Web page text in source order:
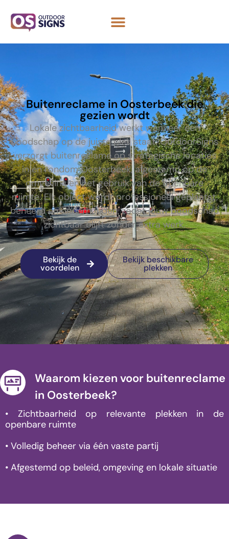
Buitenreclame in Oosterbeek die
gezien wordt
Lokale zichtbaarheid werkt wanneer een
boodschap op de juiste plek staat. OutdoorSigns
verzorgt buitenreclame op strategische locaties
in en rondom Oosterbeek, afgestemd op de
omgeving en het gebruik van de openbare
ruimte. Elk object wordt professioneel geplaatst,
beheerd en onderhouden, zodat jouw boodschap
zichtbaar blijft zonder extra werk.
Bekijk de
voordelen
Bekijk beschikbare
plekken
Waarom kiezen voor buitenreclame
in Oosterbeek?
• Zichtbaarheid op relevante plekken in de
openbare ruimte
• Volledig beheer via één vaste partij
• Afgestemd op beleid, omgeving en lokale situatie